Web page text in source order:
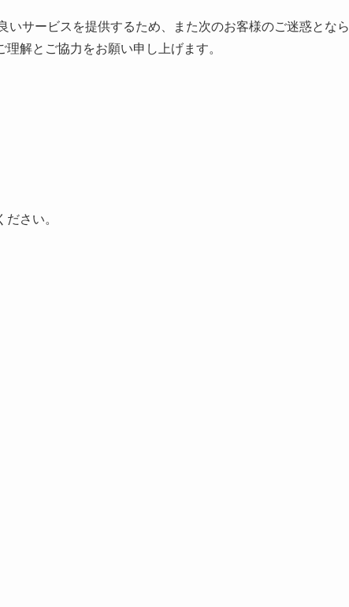
サービスを提供するため、また次のお客様のご迷惑となら
解とご協力をお願い申し上げます。
さい。